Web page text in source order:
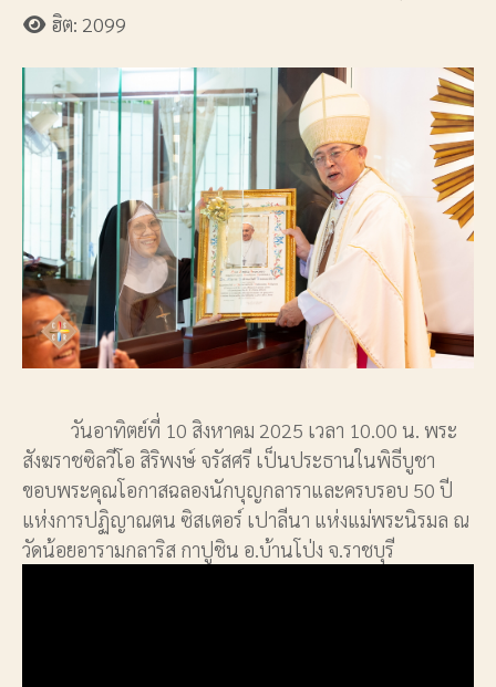
ฮิต: 2099
วันอาทิตย์ที่ 10 สิงหาคม 2025 เวลา 10.00 น. พระ
สังฆราชซิลวีโอ สิริพงษ์ จรัสศรี เป็นประธานในพิธีบูชา
ขอบพระคุณโอกาสฉลองนักบุญกลาราและครบรอบ 50 ปี
แห่งการปฏิญาณตน ซิสเตอร์ เปาลีนา แห่งแม่พระนิรมล ณ
วัดน้อยอารามกลาริส กาปูชิน อ.บ้านโป่ง จ.ราชบุรี